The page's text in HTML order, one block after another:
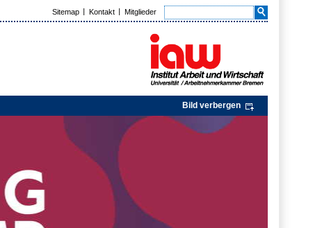
Sitemap Kontakt Mitglieder
Bild verbergen